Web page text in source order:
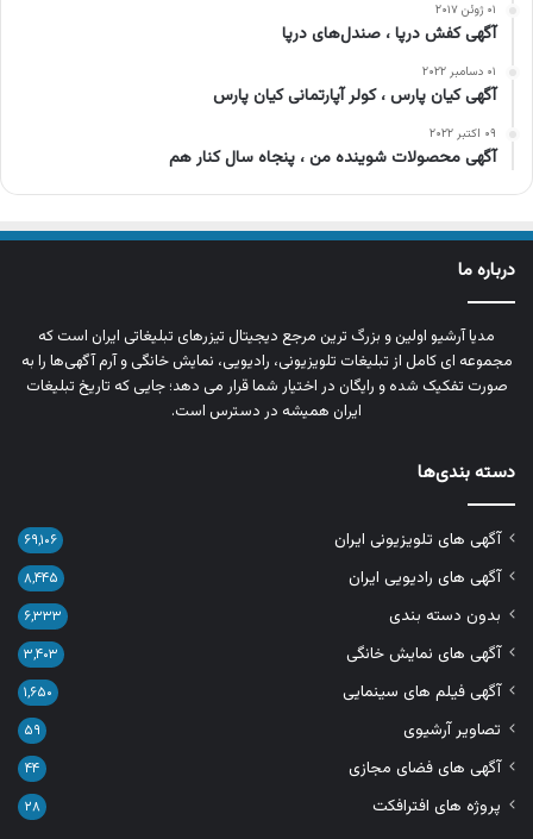
۰۱ ژوئن ۲۰۱۷
آگهی کفش درپا ، صندل‌های درپا
۰۱ دسامبر ۲۰۲۲
آگهی کیان پارس ، کولر آپارتمانی کیان پارس
۰۹ اکتبر ۲۰۲۲
آگهی محصولات شوینده من ، پنجاه سال کنار هم
درباره ما
مدیا آرشیو اولین و بزرگ‌ ترین مرجع دیجیتال تیزرهای تبلیغاتی ایران است که
مجموعه‌ ای کامل از تبلیغات تلویزیونی، رادیویی، نمایش خانگی و آرم‌ آگهی‌ها را به‌
صورت تفکیک‌ شده و رایگان در اختیار شما قرار می‌ دهد؛ جایی که تاریخ تبلیغات
ایران همیشه در دسترس است.
دسته بندی‌ها
آگهی های تلویزیونی ایران ۶۹,۱۰۶
آگهی های رادیویی ایران ۸,۴۴۵
بدون دسته بندی ۶,۳۳۳
آگهی های نمایش خانگی ۳,۴۰۳
آگهی فیلم های سینمایی ۱,۶۵۰
تصاویر آرشیوی ۵۹
آگهی های فضای مجازی ۴۴
پروژه های افترافکت ۲۸